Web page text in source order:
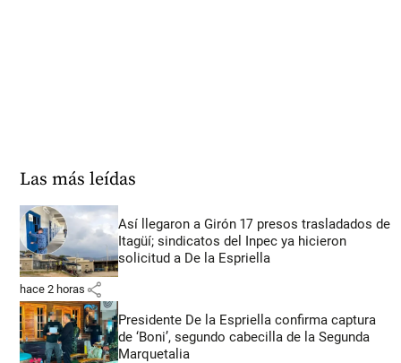
Las más leídas
Así llegaron a Girón 17 presos trasladados de
Itagüí; sindicatos del Inpec ya hicieron
solicitud a De la Espriella
hace 2 horas share
Presidente De la Espriella confirma captura
de ‘Boni’, segundo cabecilla de la Segunda
Marquetalia